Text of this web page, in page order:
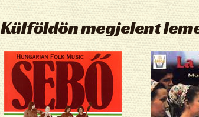
Külföldön megjelent